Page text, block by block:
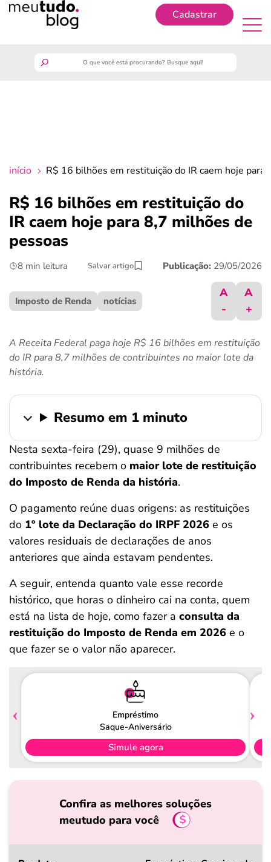
Cadastrar
crédito fácil
início R$ 16 bilhões em restituição do IR caem hoje para
R$ 16 bilhões em restituição do
IR caem hoje para 8,7 milhões de
pessoas
8 min leitura Salvar artigo Publicação: 29/05/2026
Imposto de Renda notícias
A
-
A
+
A Receita Federal paga hoje R$ 16 bilhões em restituição
do IR para 8,7 milhões de contribuintes no maior lote da
história.
Resumo em 1 minuto
Nesta sexta-feira (29), quase 9 milhões de
contribuintes recebem o maior lote de restituição
do Imposto de Renda da história.
O pagamento reúne duas origens: as restituições
do 1º lote da Declaração do IRPF 2026 e os
valores residuais de declarações de anos
anteriores que ainda estavam pendentes.
A seguir, entenda quanto vale esse recorde
histórico, que horas o dinheiro cai na conta, quem
está na lista de hoje, como fazer a consulta da
restituição do Imposto de Renda em 2026 e o
que fazer se o valor não aparecer.
Empréstimo
Saque-Aniversário
Simule agora
Confira as melhores soluções
meutudo para você